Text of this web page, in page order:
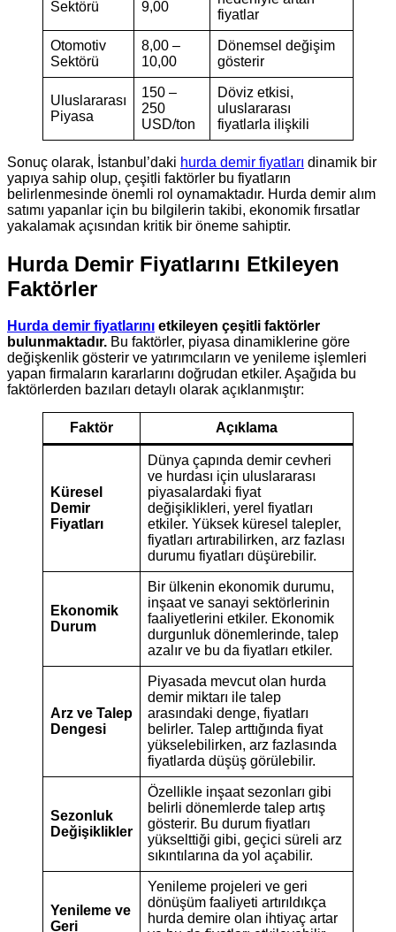
Sektörü
9,00
fiyatlar
Otomotiv
Sektörü
8,00 –
10,00
Dönemsel değişim
gösterir
Uluslararası
Piyasa
150 –
250
USD/ton
Döviz etkisi,
uluslararası
fiyatlarla ilişkili
Sonuç olarak, İstanbul’daki hurda demir fiyatları dinamik bir
yapıya sahip olup, çeşitli faktörler bu fiyatların
belirlenmesinde önemli rol oynamaktadır. Hurda demir alım
satımı yapanlar için bu bilgilerin takibi, ekonomik fırsatlar
yakalamak açısından kritik bir öneme sahiptir.
Hurda Demir Fiyatlarını Etkileyen
Faktörler
Hurda demir fiyatlarını etkileyen çeşitli faktörler
bulunmaktadır. Bu faktörler, piyasa dinamiklerine göre
değişkenlik gösterir ve yatırımcıların ve yenileme işlemleri
yapan firmaların kararlarını doğrudan etkiler. Aşağıda bu
faktörlerden bazıları detaylı olarak açıklanmıştır:
Faktör Açıklama
Küresel
Demir
Fiyatları
Dünya çapında demir cevheri
ve hurdası için uluslararası
piyasalardaki fiyat
değişiklikleri, yerel fiyatları
etkiler. Yüksek küresel talepler,
fiyatları artırabilirken, arz fazlası
durumu fiyatları düşürebilir.
Ekonomik
Durum
Bir ülkenin ekonomik durumu,
inşaat ve sanayi sektörlerinin
faaliyetlerini etkiler. Ekonomik
durgunluk dönemlerinde, talep
azalır ve bu da fiyatları etkiler.
Arz ve Talep
Dengesi
Piyasada mevcut olan hurda
demir miktarı ile talep
arasındaki denge, fiyatları
belirler. Talep arttığında fiyat
yükselebilirken, arz fazlasında
fiyatlarda düşüş görülebilir.
Sezonluk
Değişiklikler
Özellikle inşaat sezonları gibi
belirli dönemlerde talep artış
gösterir. Bu durum fiyatları
yükselttiği gibi, geçici süreli arz
sıkıntılarına da yol açabilir.
Yenileme ve
Geri
Yenileme projeleri ve geri
dönüşüm faaliyeti artırıldıkça
hurda demire olan ihtiyaç artar